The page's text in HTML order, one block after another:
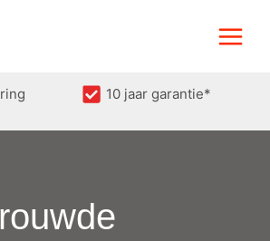
10 jaar garantie*